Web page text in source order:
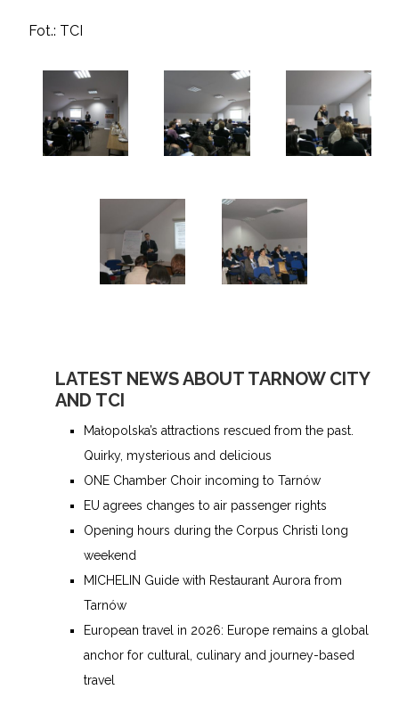
Fot.: TCI
LATEST NEWS ABOUT TARNOW CITY
AND TCI
Małopolska’s attractions rescued from the past.
Quirky, mysterious and delicious
ONE Chamber Choir incoming to Tarnów
EU agrees changes to air passenger rights
Opening hours during the Corpus Christi long
weekend
MICHELIN Guide with Restaurant Aurora from
Tarnów
European travel in 2026: Europe remains a global
anchor for cultural, culinary and journey-based
travel